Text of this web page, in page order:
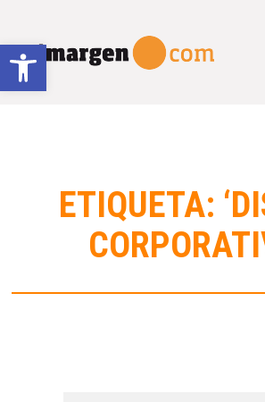
Abrir barra de herramientas
ETIQUETA: